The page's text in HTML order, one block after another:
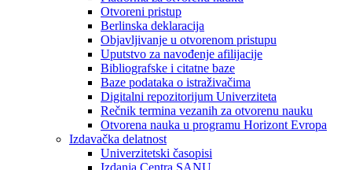
Otvoreni pristup
Berlinska deklaracija
Objavljivanje u otvorenom pristupu
Uputstvo za navođenje afilijacije
Bibliografske i citatne baze
Baze podataka o istraživačima
Digitalni repozitorijum Univerziteta
Rečnik termina vezanih za otvorenu nauku
Otvorena nauka u programu Horizont Evropa
Izdavačka delatnost
Univerzitetski časopisi
Izdanja Centra SANU